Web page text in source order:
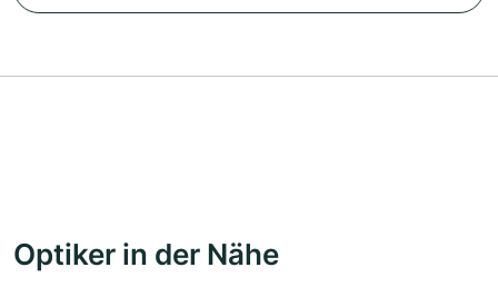
Optiker in der Nähe